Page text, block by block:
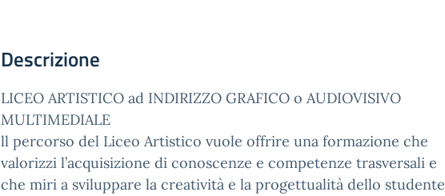
Descrizione
LICEO ARTISTICO ad INDIRIZZO GRAFICO o AUDIOVISIVO
MULTIMEDIALE
ll percorso del Liceo Artistico vuole offrire una formazione che
valorizzi l’acquisizione di conoscenze e competenze trasversali e
che miri a sviluppare la creatività e la progettualità dello studente